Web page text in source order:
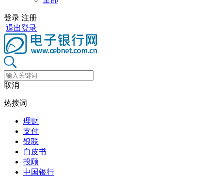
登录 注册
退出登录
取消
热搜词
理财
支付
银联
白皮书
投顾
中国银行